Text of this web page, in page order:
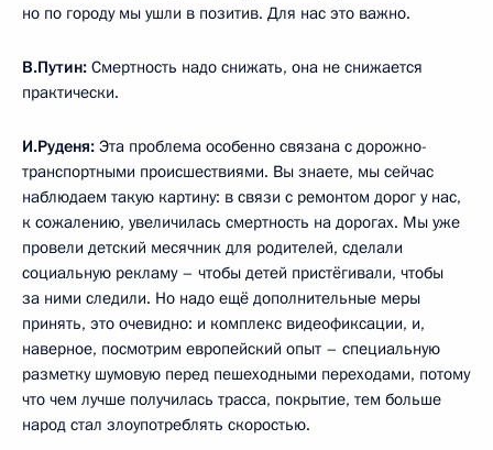
но по городу мы ушли в позитив. Для нас это важно.
В.Путин: Смертность надо снижать, она не снижается
практически.
И.Руденя: Эта проблема особенно связана с дорожно-
транспортными происшествиями. Вы знаете, мы сейчас
наблюдаем такую картину: в связи с ремонтом дорог у нас,
к сожалению, увеличилась смертность на дорогах. Мы уже
провели детский месячник для родителей, сделали
социальную рекламу – чтобы детей пристёгивали, чтобы
за ними следили. Но надо ещё дополнительные меры
принять, это очевидно: и комплекс видеофиксации, и,
наверное, посмотрим европейский опыт – специальную
разметку шумовую перед пешеходными переходами, потому
что чем лучше получилась трасса, покрытие, тем больше
народ стал злоупотреблять скоростью.